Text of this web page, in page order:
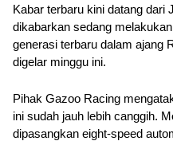
Kabar terbaru kini datang dari
dikabarkan sedang
generasi terbaru dalam ajang
digelar minggu ini.
Pihak Gazoo Racing
ini sudah jauh lebih canggih.
dipasangkan eight-speed